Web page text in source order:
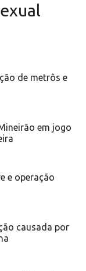
de metrôs e
em jogo
e operação
causada por